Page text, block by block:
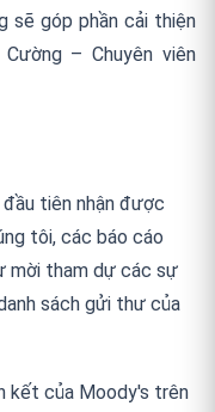
sẽ góp phần cải thiện
– Chuyên viên
tiên nhận được
tôi, các báo cáo
mời tham dự các sự
sách gửi thư của
kết của Moody's trên